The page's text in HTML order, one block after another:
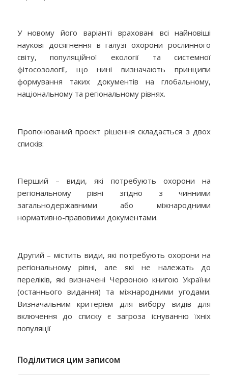
У новому його варіанті враховані всі найновіші
наукові досягнення в галузі охорони рослинного
світу, популяційної екології та системної
фітосозології, що нині визначають принципи
формування таких документів на глобальному,
національному та регіональному рівнях.
Пропонований проект рішення складається з двох
списків:
Перший – види, які потребують охорони на
регіональному рівні згідно з чинними
загальнодержавними або міжнародними
нормативно-правовими документами.
Другий – містить види, які потребують охорони на
регіональному рівні, але які не належать до
переліків, які визначені Червоною книгою України
(останнього видання) та міжнародними угодами.
Визначальним критерієм для вибору видів для
включення до списку є загроза існуванню їхніх
популяції
Поділитися цим записом